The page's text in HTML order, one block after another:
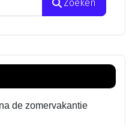
de zomervakantie
Zoeken